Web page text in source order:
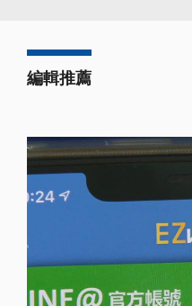
編輯推薦